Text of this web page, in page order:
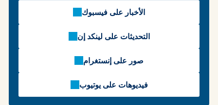
الأخبار على فيسبوك
التحديثات على لينكد إن
صور على إنستغرام
فيديوهات على يوتيوب